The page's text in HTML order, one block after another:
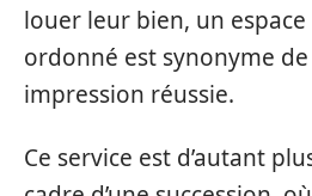
louer leur bien, un
ordonné est synonyme
impression réussie.
Ce service est d’autant